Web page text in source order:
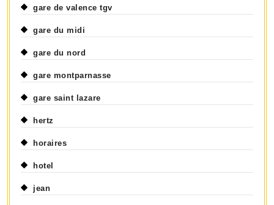
gare de valence tgv
gare du midi
gare du nord
gare montparnasse
gare saint lazare
hertz
horaires
hotel
jean